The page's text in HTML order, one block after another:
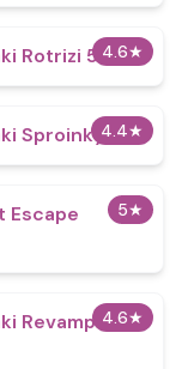
4.6★
Rotrizi 5.0
4.4★
Sproinky
5★
Escape
4.6★
Revamped